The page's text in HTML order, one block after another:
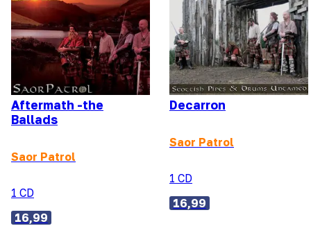
Aftermath -the
Ballads
Saor Patrol
1 CD
16,99
Decarron
Saor Patrol
1 CD
16,99